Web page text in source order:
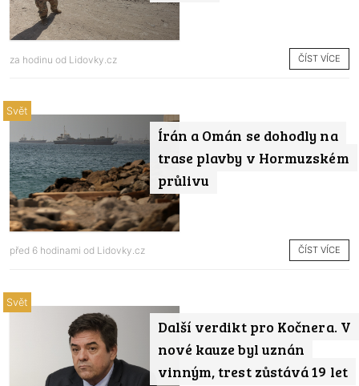
za hodinu od Lidovky.cz ČÍST VÍCE
Írán a Omán se dohodly na
trase plavby v Hormuzském
průlivu
Svět
před 6 hodinami od Lidovky.cz ČÍST VÍCE
Další verdikt pro Kočnera. V
nové kauze byl uznán
vinným, trest zůstává 19 let
Svět